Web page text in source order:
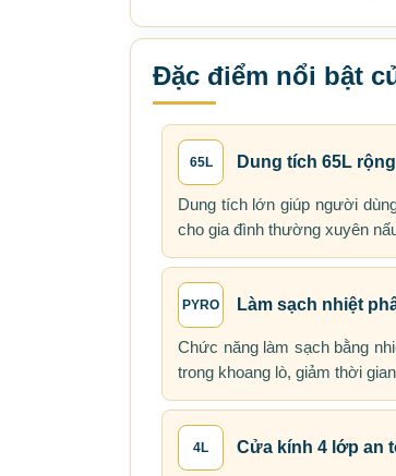
Đặc điểm nổi bật
65L Dung tích 65L
Dung tích lớn giúp người
cho gia đình thường xuyên
PYRO Làm sạch nhiệt
Chức năng làm sạch bằng
trong khoang lò, giảm thời
4L Cửa kính 4 lớp an